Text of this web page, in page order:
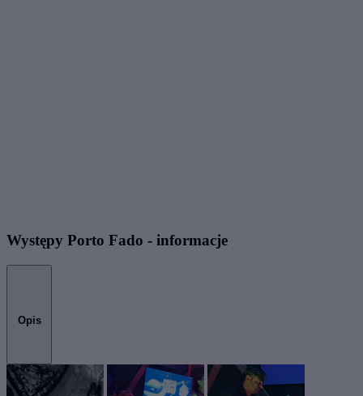
Występy Porto Fado - informacje
Opis